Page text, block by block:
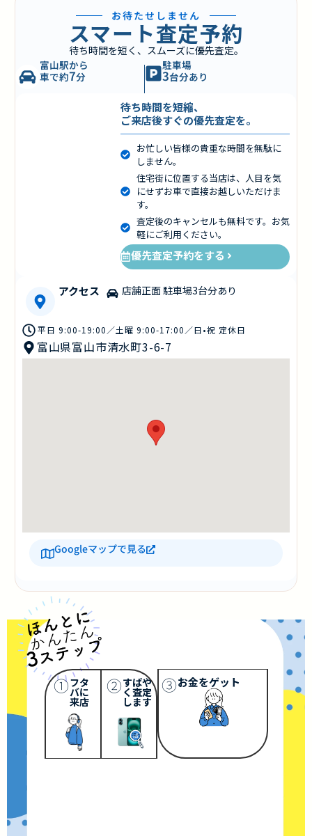
お待たせしません
スマート査定予約
待ち時間を短く、スムーズに優先査定。
富山駅から
車で約7分
駐車場
3台分あり
待ち時間を短縮、
ご来店後すぐの優先査定を。
お忙しい皆様の貴重な時間を無駄に
しません。
住宅街に位置する当店は、人目を気
にせずお車で直接お越しいただけま
す。
査定後のキャンセルも無料です。お気
軽にご利用ください。
優先査定予約をする
アクセス 店舗正面 駐車場3台分あり
平日 9:00-19:00／土曜 9:00-17:00／日•祝 定休日
富山県富山市清水町3-6-7
Googleマップで見る
①フタ
バに
来店
②すばや
く査定
します
③お金をゲット